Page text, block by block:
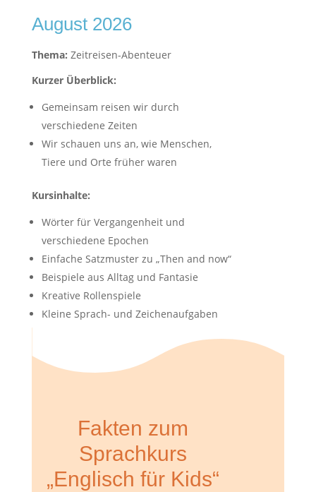
August 2026
Thema: Zeitreisen-Abenteuer
Kurzer Überblick:
Gemeinsam reisen wir durch
verschiedene Zeiten
Wir schauen uns an, wie Menschen,
Tiere und Orte früher waren
Kursinhalte:
Wörter für Vergangenheit und
verschiedene Epochen
Einfache Satzmuster zu „Then and now“
Beispiele aus Alltag und Fantasie
Kreative Rollenspiele
Kleine Sprach- und Zeichenaufgaben
Stifte, Papier/Heft
Fakten zum
Sprachkurs
„Englisch für Kids“